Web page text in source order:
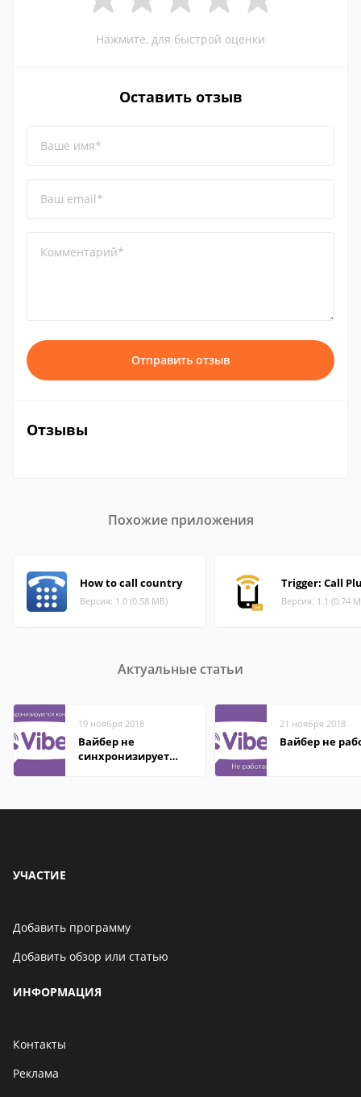
Нажмите, для быстрой оценки
Оставить отзыв
Ваше имя*
Ваш email*
Комментарий*
Отправить отзыв
Отзывы
Похожие приложения
How to call country
Версия: 1.0 (0.58 МБ)
Trigger: Call
Версия: 1.1 (0.74
Актуальные статьи
19 ноября 2018
Вайбер не
синхронизирует
21 ноября 2018
Вайбер не
УЧАСТИЕ
Добавить программу
Добавить обзор или статью
ИНФОРМАЦИЯ
Контакты
Реклама